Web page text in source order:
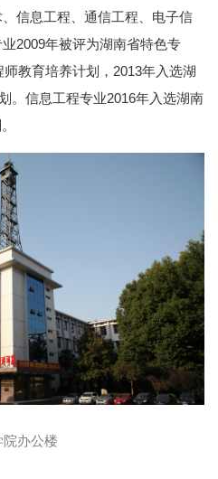
信息工程、通信工程、电子信
2009年被评为湖南省特色专
教育培养计划，2013年入选湖
。信息工程专业2016年入选湖南
办公楼